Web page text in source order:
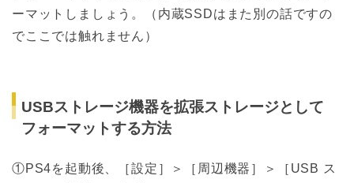
ーマットしましょう。（内蔵SSDはまた別の話ですの
でここでは触れません）
USBストレージ機器を拡張ストレージとして
フォーマットする方法
①PS4を起動後、［設定］＞［周辺機器］＞［USB ス